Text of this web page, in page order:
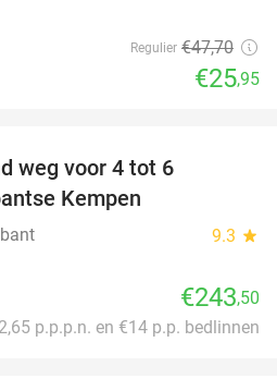
Regulier €47,70
€25,95
weg voor 4 tot 6
Kempen
9.3 star
€243,50
p.p.p.n. en €14 p.p. bedlinnen